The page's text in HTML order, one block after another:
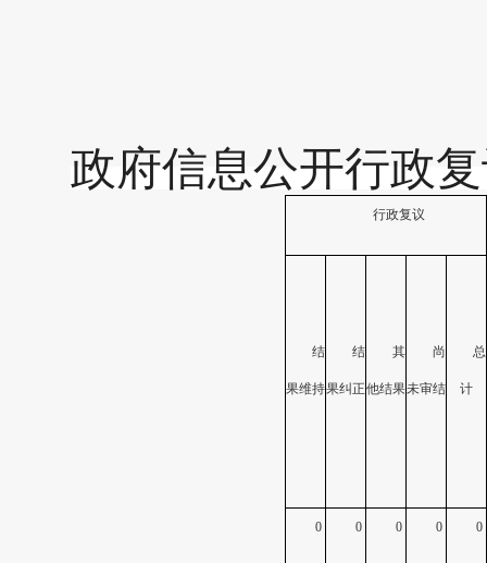
政府信息公开行政
行政复议
结
果维持
结
果纠正
其
他结果
尚
未审结
总
计
0 0 0 0 0